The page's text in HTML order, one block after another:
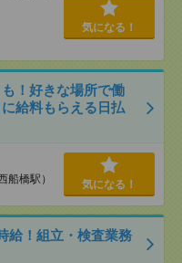
気になる！
！好きな場所で働
給料もらえる日払
船橋駅） 気になる！
給！組立・検査業務